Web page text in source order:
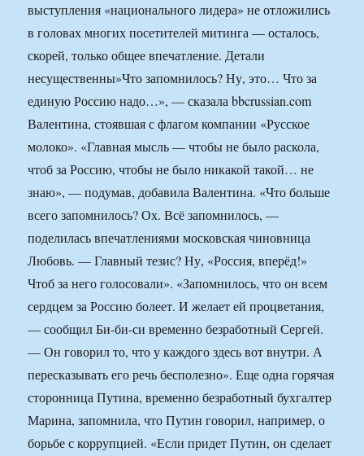
выступления «национального лидера» не отложились
в головах многих посетителей митинга — осталось,
скорей, только общее впечатление. Детали
несущественны»Что запомнилось? Ну, это… Что за
единую Россию надо…», — сказала bbcrussian.com
Валентина, стоявшая с флагом компании «Русское
молоко». «Главная мысль — чтобы не было раскола,
чтоб за Россию, чтобы не было никакой такой… не
знаю», — подумав, добавила Валентина. «Что больше
всего запомнилось? Ох. Всё запомнилось, —
поделилась впечатлениями московская чиновница
Любовь. — Главный тезис? Ну, «Россия, вперёд!»
Чтоб за него голосовали». «Запомнилось, что он всем
сердцем за Россию болеет. И желает ей процветания,
— сообщил Би-би-си временно безработный Сергей.
— Он говорил то, что у каждого здесь вот внутри. А
пересказывать его речь бесполезно». Еще одна горячая
сторонница Путина, временно безработный бухгалтер
Марина, запомнила, что Путин говорил, например, о
борьбе с коррупцией. «Если придет Путин, он сделает